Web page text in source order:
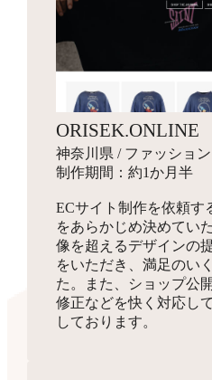
ORISEK.ONLINE
神奈川県 / ファッション
制作期間：約1か月半
ECサイト制作を依頼す
をあらかじめ決めてい
像を超えるデザインの
をいただき、満足のい
た。また、ショップ公
修正などを快く対応し
しております。